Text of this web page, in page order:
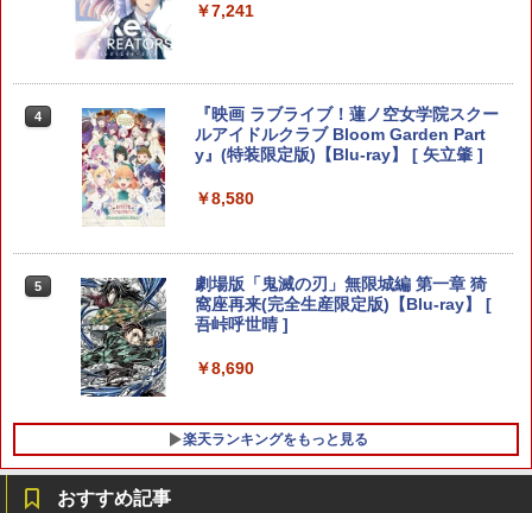
￥9,000
5
ニンテンドープリペイド番号 5000円|オ
ンラインコード版
5
【純正品】DualSense ワイヤレスコン
トローラー(CFI-ZCT2J)
￥10,737
5
【純正品】Xbox ワイヤレス コントロー
ラー (ロボット ホワイト)
￥7,681
y』Blu-ray（特装限定版）
劇場版「鬼滅の刃」無限城編 第一章 猗
窩座再来 完全生産限定版 [DVD]
￥7,828
￥8,970
ワ-ルド]
￥8,970
4
Silver Lining 【PS5】Outbound（アウ
トバウンド） [ELJM-30913 PS5 アウト
バウンド]
￥4,230
5
オリ特付【即納可能】【新品】【PS5】
RUSHING BEAT X: Return Of Brawl Br
others 数量限定版★マッハオリジナル特
ビート
収納ラック スマート 2個組 】 smart 210
7 2108家電収納 棚 PS5 PS4 プロコン リ
モコン ジョイコン リングコン 調節 シン
プル おしゃれ 白 黒
￥1,705
5 【中古】進め!キノピオ隊長 - Switch
￥1,981
￥7,241
4
『映画 ラブライブ！蓮ノ空女学院スクー
ルアイドルクラブ Bloom Garden Part
y』(特装限定版)【Blu-ray】 [ 矢立肇 ]
￥8,580
5
劇場版「鬼滅の刃」無限城編 第一章 猗
窩座再来(完全生産限定版)【Blu-ray】 [
吾峠呼世晴 ]
￥8,690
楽天ランキングをもっと見る
おすすめ記事